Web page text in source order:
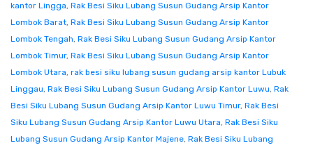
kantor Lingga, Rak Besi Siku Lubang Susun Gudang Arsip Kantor
Lombok Barat, Rak Besi Siku Lubang Susun Gudang Arsip Kantor
Lombok Tengah, Rak Besi Siku Lubang Susun Gudang Arsip Kantor
Lombok Timur, Rak Besi Siku Lubang Susun Gudang Arsip Kantor
Lombok Utara, rak besi siku lubang susun gudang arsip kantor Lubuk
Linggau, Rak Besi Siku Lubang Susun Gudang Arsip Kantor Luwu, Rak
Besi Siku Lubang Susun Gudang Arsip Kantor Luwu Timur, Rak Besi
Siku Lubang Susun Gudang Arsip Kantor Luwu Utara, Rak Besi Siku
Lubang Susun Gudang Arsip Kantor Majene, Rak Besi Siku Lubang